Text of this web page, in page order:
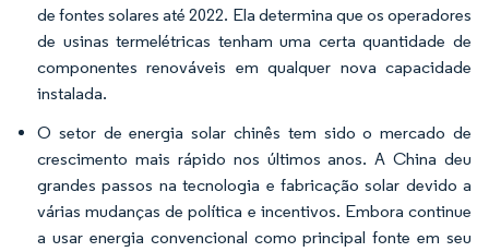
de fontes solares até 2022. Ela determina que os operadores
de usinas termelétricas tenham uma certa quantidade de
componentes renováveis em qualquer nova capacidade
instalada.
O setor de energia solar chinês tem sido o mercado de
crescimento mais rápido nos últimos anos. A China deu
grandes passos na tecnologia e fabricação solar devido a
várias mudanças de política e incentivos. Embora continue
a usar energia convencional como principal fonte em seu